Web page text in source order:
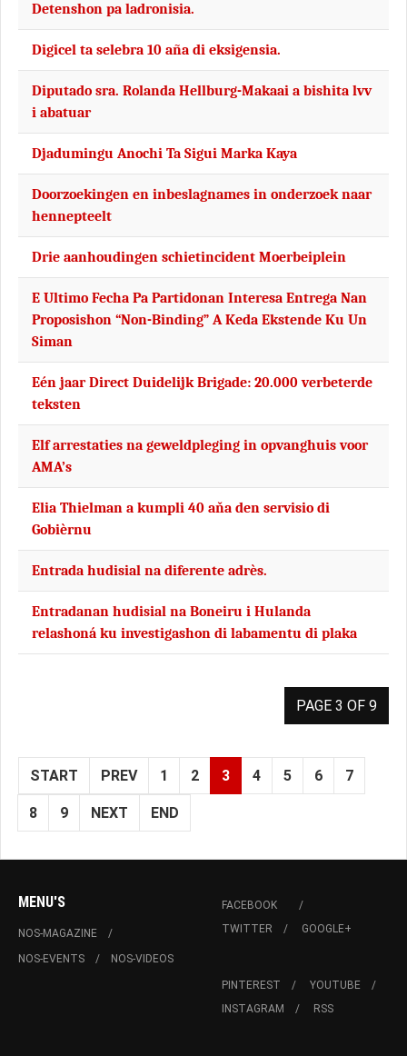
Detenshon pa ladronisia.
Digicel ta selebra 10 aña di eksigensia.
Diputado sra. Rolanda Hellburg-Makaai a bishita lvv
i abatuar
Djadumingu Anochi Ta Sigui Marka Kaya
Doorzoekingen en inbeslagnames in onderzoek naar
hennepteelt
Drie aanhoudingen schietincident Moerbeiplein
E Ultimo Fecha Pa Partidonan Interesa Entrega Nan
Proposishon “Non-Binding” A Keda Ekstende Ku Un
Siman
Eén jaar Direct Duidelijk Brigade: 20.000 verbeterde
teksten
Elf arrestaties na geweldpleging in opvanghuis voor
AMA’s
Elia Thielman a kumpli 40 aňa den servisio di
Gobièrnu
Entrada hudisial na diferente adrès.
Entradanan hudisial na Boneiru i Hulanda
relashoná ku investigashon di labamentu di plaka
PAGE 3 OF 9
START PREV 1 2 3 4 5 6 7
8 9 NEXT END
MENU'S
NOS-MAGAZINE
NOS-EVENTS
NOS-VIDEOS
FACEBOOK
TWITTER
GOOGLE+
PINTEREST
YOUTUBE
INSTAGRAM
RSS